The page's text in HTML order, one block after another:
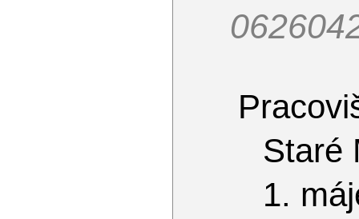
Staré
1.